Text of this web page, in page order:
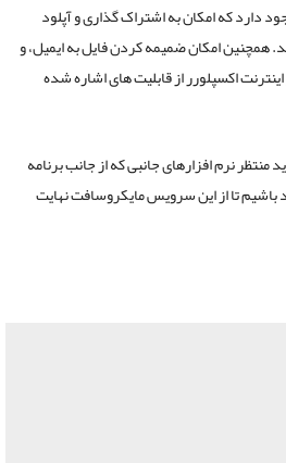
ویندوز ۸ بخشی وجود دارد که امکان به اشتراک گذاری و آپلود
همچنین امکان ضمیمه کردن فایل به ایمیل، و
اکسپلورر از قابلیت های اشاره شده
منتظر نرم افزارهای جانبی که از جانب برنامه
تا از این سرویس مایکروسافت نهایت